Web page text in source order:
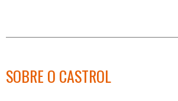
SOBRE O CASTROL